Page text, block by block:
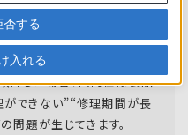
証サービスを実施し
障した場合、国内仕様製品で
できない”“修理期間が長
問題が生じてきます。
する
入れる